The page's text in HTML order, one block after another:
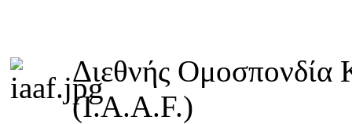
Διεθνής Ομοσπονδία
(I.A.A.F.)